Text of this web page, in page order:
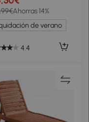
para Cocina
Estilo Nórdico
cm Blanco
Ahorras 14%
de verano
4.4